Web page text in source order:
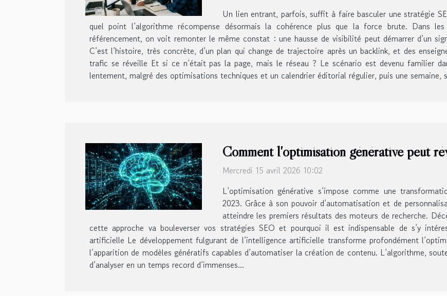
Un lien entrant, parfois, suffit à faire basculer une stratégie
quel point l’algorithme récompense désormais la cohérence plus que la force brute. Dans
référencement, on voit remonter le même constat : une hausse de visibilité peut démarrer d’un
C’est l’histoire, très concrète, d’un plan qui change de trajectoire après un backlink, et des
trafic se réveille Et si ce n’était pas la page, mais le réseau ? Le scénario est devenu familier
lentement, malgré des optimisations techniques et un calendrier éditorial régulier, puis une semaine,
Comment l'optimisation générative peut
Mercredi 15 avril 2026 10:02
L’optimisation générative s’impose comme une
2023. Grâce à son pouvoir d’automatisation et de
atteindre les premiers résultats des moteurs de recherche.
cette approche va bouleverser vos stratégies SEO et pourquoi il est indispensable de s’y
artificielle Le développement fulgurant de l’intelligence artificielle transforme profondément
l’apparition de modèles génératifs capables d’automatiser la création de contenu. L’algorithme,
d’analyser en un temps record d’immenses...